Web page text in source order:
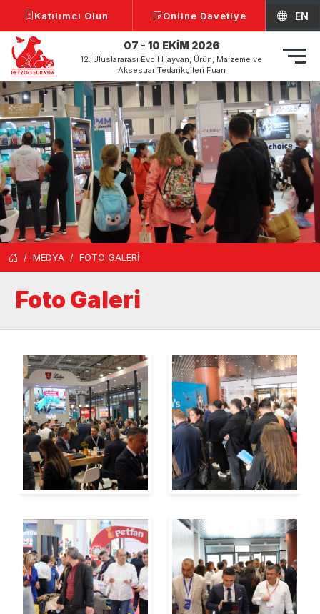
07 - 10 EKİM 2026
12. Uluslararası Evcil Hayvan, Ürün, Malzeme ve
Aksesuar Tedarikçileri Fuarı
Katılımcı Olun Online Davetiye EN
MEDYA FOTO GALERİ
Foto Galeri